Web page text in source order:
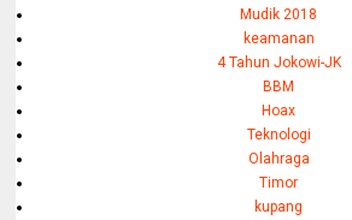
Mudik 2018
keamanan
4 Tahun Jokowi-JK
BBM
Hoax
Teknologi
Olahraga
Timor
kupang